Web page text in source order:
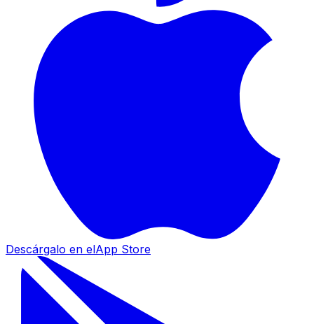
Descárgalo en elApp Store